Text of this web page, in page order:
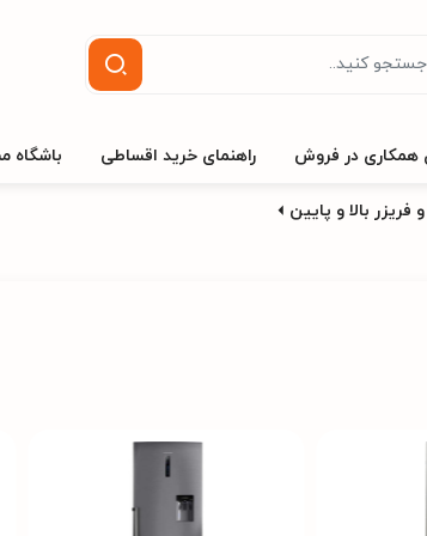
همکاری در فروش راهنمای خرید اقساطی باشگاه
فریزر بالا و پایین